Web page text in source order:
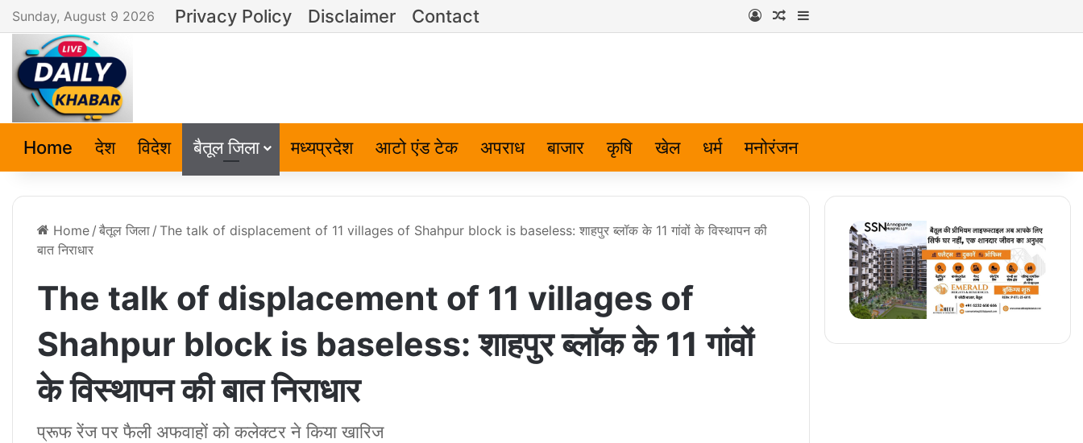
Sunday, August 9 2026 Privacy Policy Disclaimer Contact Log InRandom Article
Home देश विदेश बैतूल जिला मध्यप्रदेश आटो एंड टेक अपराध बाजार कृषि खेल धर्म मनोरंजन
Home / बैतूल जिला / The talk of displacement of 11 villages of Shahpur block is baseless: शाहपुर ब्लॉक के 11 गांवों के विस्थापन की
बात निराधार
The talk of displacement of 11 villages of
Shahpur block is baseless: शाहपुर ब्लॉक के 11 गांवों
के विस्थापन की बात निराधार
प्रूफ रेंज पर फैली अफवाहों को कलेक्टर ने किया खारिज